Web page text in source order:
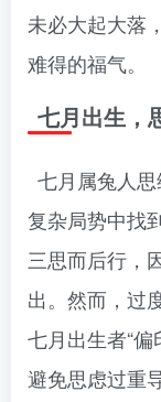
未必大起大落
难得的福气。
七月出生，
七月属兔人
复杂局势中找
三思而后行，
出。然而，过
七月出生者“
避免思虑过重